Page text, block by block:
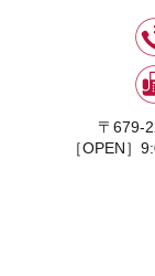
〒679-
［OPEN］